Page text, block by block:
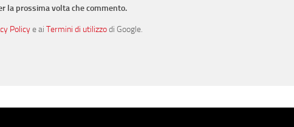
la prossima volta che commento.
Policye ai Termini di utilizzodi Google.